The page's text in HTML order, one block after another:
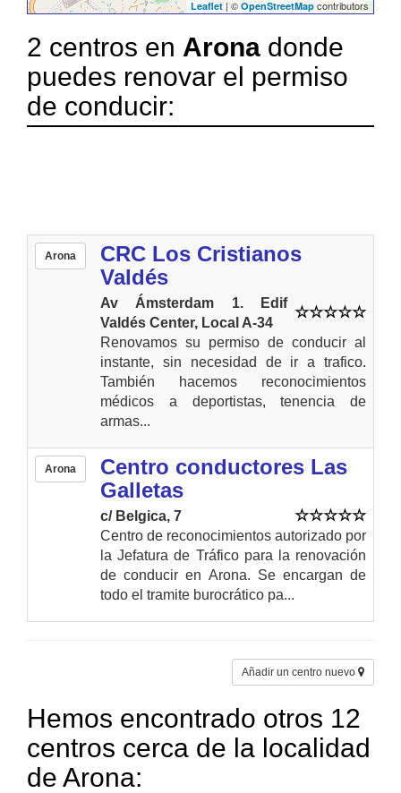
Leaflet| ©OpenStreetMap contributors
2 centros en Arona donde
puedes renovar el permiso
de conducir:
Arona
CRC Los Cristianos
Valdés
Av Ámsterdam 1. Edif
Valdés Center, Local A-34
Renovamos su permiso de conducir al
instante, sin necesidad de ir a trafico.
También hacemos reconocimientos
médicos a deportistas, tenencia de
armas...
Arona
Centro conductores Las
Galletas
c/ Belgica, 7
Centro de reconocimientos autorizado por
la Jefatura de Tráfico para la renovación
de conducir en Arona. Se encargan de
todo el tramite burocrático pa...
Añadir un centro nuevo
Hemos encontrado otros 12
centros cerca de la localidad
de Arona: